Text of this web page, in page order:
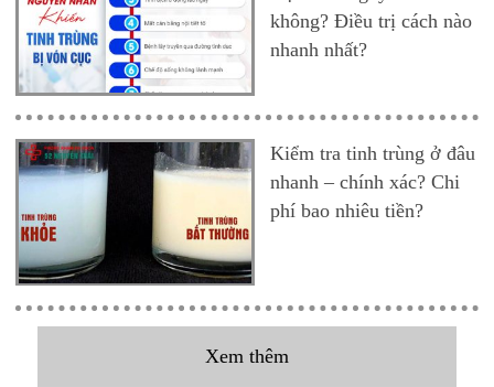
không? Điều trị cách nào
nhanh nhất?
Kiểm tra tinh trùng ở đâu
nhanh – chính xác? Chi
phí bao nhiêu tiền?
Xem thêm